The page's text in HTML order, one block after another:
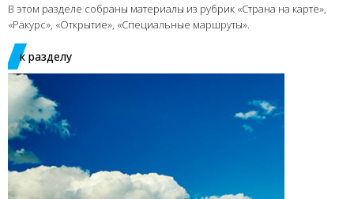
В этом разделе собраны материалы из рубрик «Страна на карте»,
«Ракурс», «Открытие», «Специальные маршруты».
к разделу